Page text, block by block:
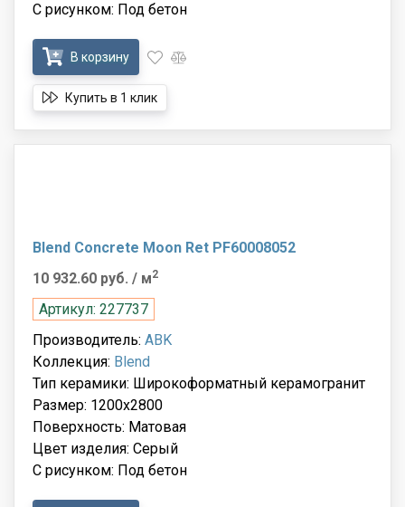
С рисунком: Под бетон
В корзину
Купить в 1 клик
Blend Concrete Moon Ret PF60008052
10 932.60 руб. / м2
Артикул: 227737
Производитель: ABK
Коллекция: Blend
Тип керамики: Широкоформатный керамогранит
Размер: 1200x2800
Поверхность: Матовая
Цвет изделия: Серый
С рисунком: Под бетон